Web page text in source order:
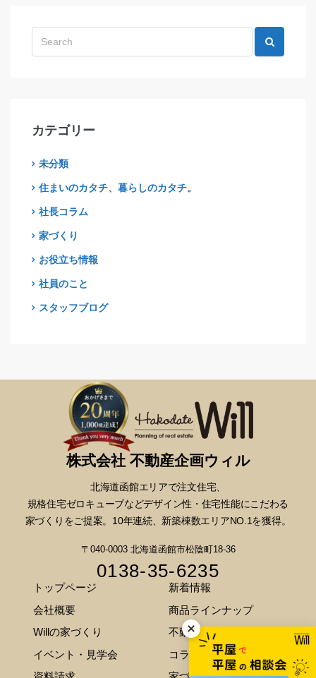
カテゴリー
未分類
住まいのカタチ、暮らしのカタチ。
社長コラム
家づくり
お役立ち情報
社員のこと
スタッフブログ
株式会社 不動産企画ウィル
北海道函館エリアで注文住宅、
規格住宅ゼロキューブなどデザイン性・ 住宅性能にこだわる
家づくりをご提案。10年連続、新築棟数エリアNO.1を獲得。
〒040-0003 北海道函館市松陰町18-36
0138-35-6235
トップページ
会社概要
Willの家づくり
イベント・見学会
新着情報
商品ラインナップ
不動産情報
コラム